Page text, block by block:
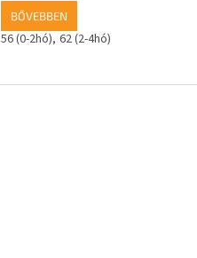
BŐVEBBEN
56 (0-2hó) 62 (2-4hó)